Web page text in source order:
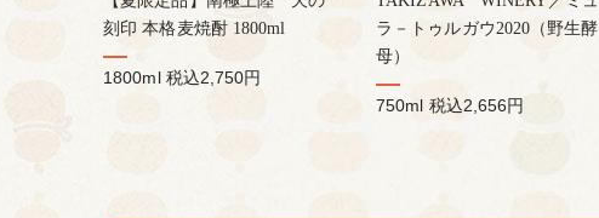
刻印 本格麦焼酎 1800ml
1800ml 税込2,750円
ラ－トゥルガウ2020（野生酵
母）
750ml 税込2,656円